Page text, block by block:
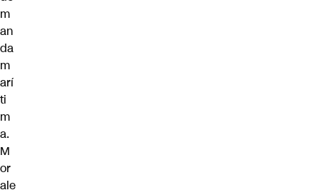
m
an
da
m
arí
ti
m
a.
M
or
ale